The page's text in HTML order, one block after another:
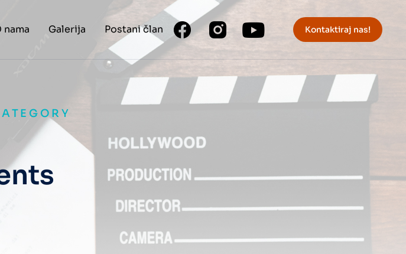
nama Galerija Postani član Kontaktiraj nas!